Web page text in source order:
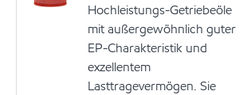
Hochleistungs-Getriebeöle
mit außergewöhnlich guter
EP-Charakteristik und
exzellentem
Lasttragevermögen. Sie